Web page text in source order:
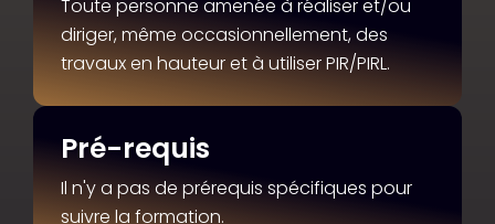
Toute personne amenée à réaliser et/ou
diriger, même occasionnellement, des
travaux en hauteur et à utiliser PIR/PIRL.
Pré-requis
Il n'y a pas de prérequis spécifiques pour
suivre la formation.